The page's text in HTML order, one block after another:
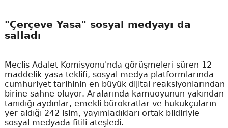
"Çerçeve Yasa" sosyal medyayı da
salladı
Meclis Adalet Komisyonu'nda görüşmeleri süren 12
maddelik yasa teklifi, sosyal medya platformlarında
cumhuriyet tarihinin en büyük dijital reaksiyonlarından
birine sahne oluyor. Aralarında kamuoyunun yakından
tanıdığı aydınlar, emekli bürokratlar ve hukukçuların
yer aldığı 242 isim, yayımladıkları ortak bildiriyle
sosyal medyada fitili ateşledi.